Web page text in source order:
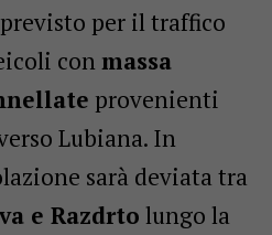
per il traffico
con massa
provenienti
Lubiana. In
sarà deviata tra
e Razdrto lungo la